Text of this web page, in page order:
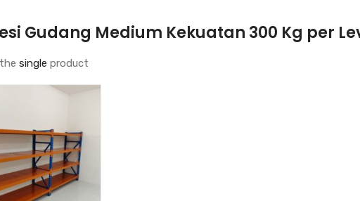
Gudang Medium Kekuatan 300 Kg per
single product